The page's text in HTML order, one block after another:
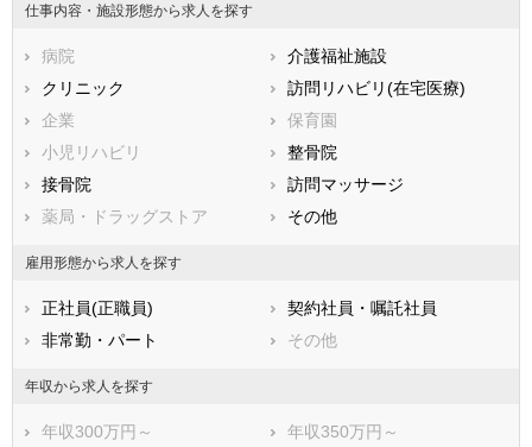
石川県
福井県
静岡県
三重県
滋賀県
大阪府
兵庫県
鳥取県
広島県
徳島県
香川県
愛媛県
鹿児島県
仕事内容・施設形態から求人を探す
病院
介護福祉施設
クリニック
訪問リハビリ(在宅医療)
企業
保育園
小児リハビリ
整骨院
接骨院
訪問マッサージ
薬局・ドラッグストア
その他
雇用形態から求人を探す
正社員(正職員)
契約社員・嘱託社員
非常勤・パート
その他
年収から求人を探す
年収300万円～
年収350万円～